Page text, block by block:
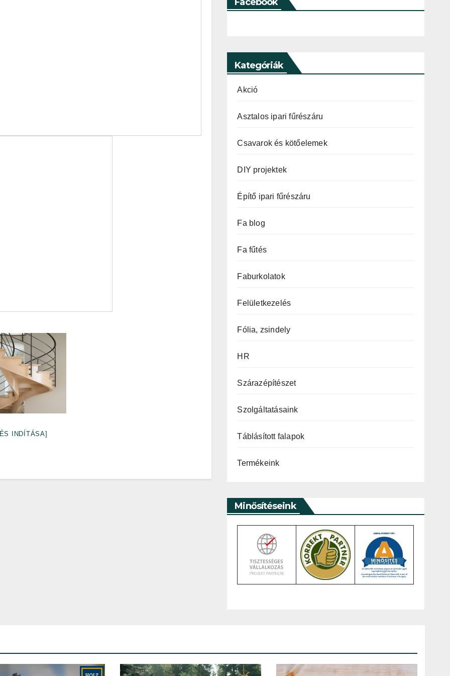
INDÍTÁSA]
Kategóriák
Akció
Asztalos ipari fűrészáru
Csavarok és kötőelemek
DIY projektek
Építő ipari fűrészáru
Fa blog
Fa fűtés
Faburkolatok
Felületkezelés
Fólia, zsindely
HR
Szárazépítészet
Szolgáltatásaink
Táblásított falapok
Termékeink
Minősítéseink